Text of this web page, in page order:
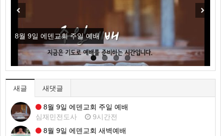
8월 9일 에덴교회 주일 예배
새글 새댓글
8월 9일 에덴교회 주일 예배
심재민전도사
9시간전
8월 9일 에덴교회 새벽예배